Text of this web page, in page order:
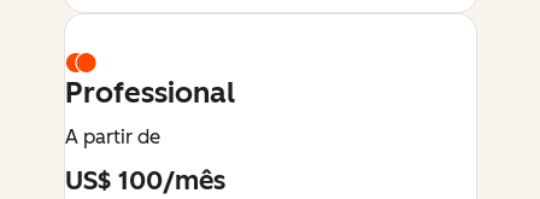
Professional
A partir de
US$ 100/mês